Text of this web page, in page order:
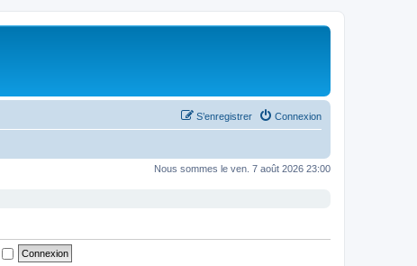
Connexion
S’enregistrer
Nous sommes le ven. 7 août 2026 23:00